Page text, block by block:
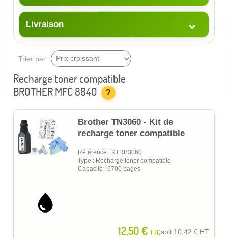
Livraison ⌄
Trier par
Recharge toner compatible
BROTHER MFC 8840
?
Brother TN3060 - Kit de
recharge toner compatible
Référence : KTRB3060
Type : Recharge toner compatible
Capacité : 6700 pages
12,50 € TTCsoit 10,42 € HT